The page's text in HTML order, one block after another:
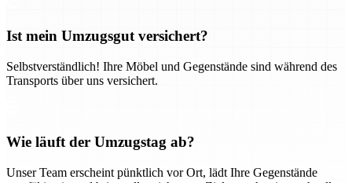
Ist mein Umzugsgut versichert?
Selbstverständlich! Ihre Möbel und Gegenstände sind während des
Transports über uns versichert.
Wie läuft der Umzugstag ab?
Unser Team erscheint pünktlich vor Ort, lädt Ihre Gegenstände